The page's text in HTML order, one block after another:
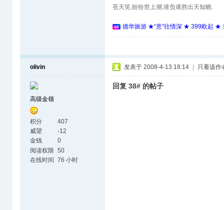
苍天笑,纷纷世上潮,谁负谁胜出天知晓.
德华旅游 ★“意”往情深 ★ 399欧起 ★
olivin
高级金领
积分
407
威望
-12
金钱
0
阅读权限 50
在线时间 76 小时
发表于 2008-4-13 18:14 只看该作
回复 38# 的帖子